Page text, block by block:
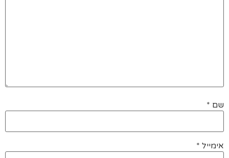
שם *
אימייל *